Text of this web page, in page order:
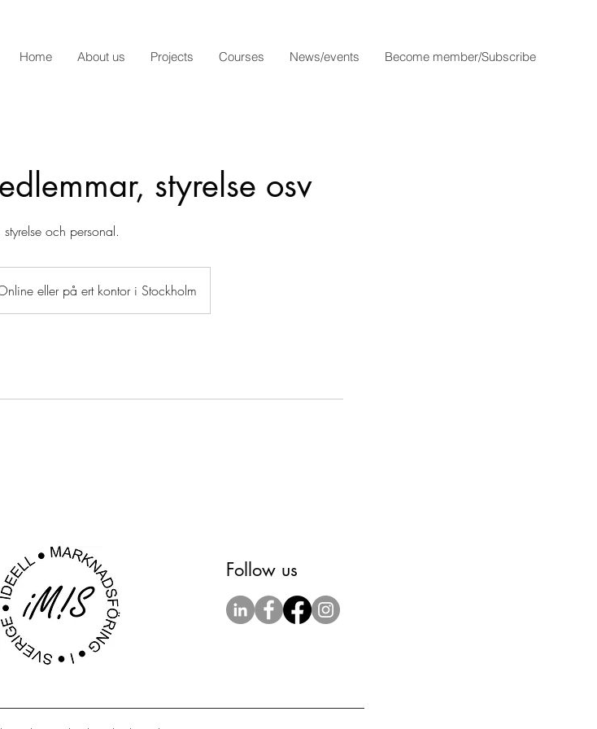
Home About us Projects Courses News/events Become member/Subscribe
styrelse osv
och personal.
eller på ert kontor i Stockholm
Follow us